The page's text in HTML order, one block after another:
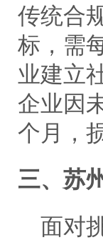
传统合
标，需
业建立
企业因
个月，
三、苏
面对